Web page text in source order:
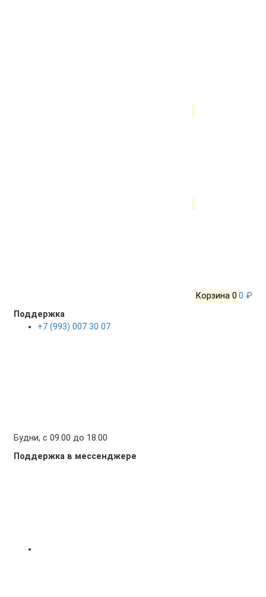
Корзина 0 0 ₽
Поддержка
+7 (993) 007 30 07
Будни, с 09.00 до 18.00
Поддержка в мессенджере